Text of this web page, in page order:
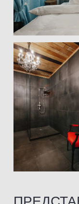
КОТТЕДЖ 3